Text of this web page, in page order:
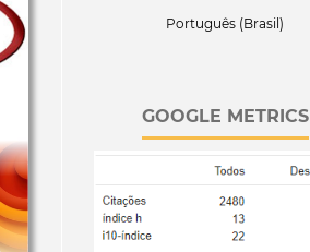
Português (Brasil)
GOOGLE METRICS